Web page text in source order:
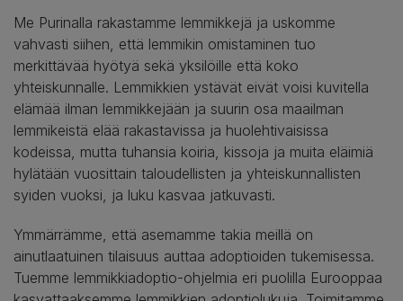
Me Purinalla rakastamme lemmikkejä ja uskomme
vahvasti siihen, että lemmikin omistaminen tuo
merkittävää hyötyä sekä yksilöille että koko
yhteiskunnalle. Lemmikkien ystävät eivät voisi kuvitella
elämää ilman lemmikkejään ja suurin osa maailman
lemmikeistä elää rakastavissa ja huolehtivaisissa
kodeissa, mutta tuhansia koiria, kissoja ja muita eläimiä
hylätään vuosittain taloudellisten ja yhteiskunnallisten
syiden vuoksi, ja luku kasvaa jatkuvasti.
Ymmärrämme, että asemamme takia meillä on
ainutlaatuinen tilaisuus auttaa adoptioiden tukemisessa.
Tuemme lemmikkiadoptio-ohjelmia eri puolilla Eurooppaa